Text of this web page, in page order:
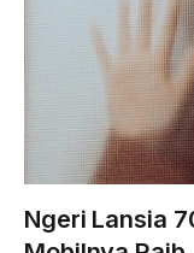
Ngeri Lansia